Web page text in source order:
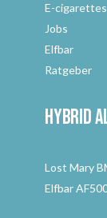
E-
Jobs
Elfbar
Ratgeber
Hybrid
Lost Mary
Elfbar